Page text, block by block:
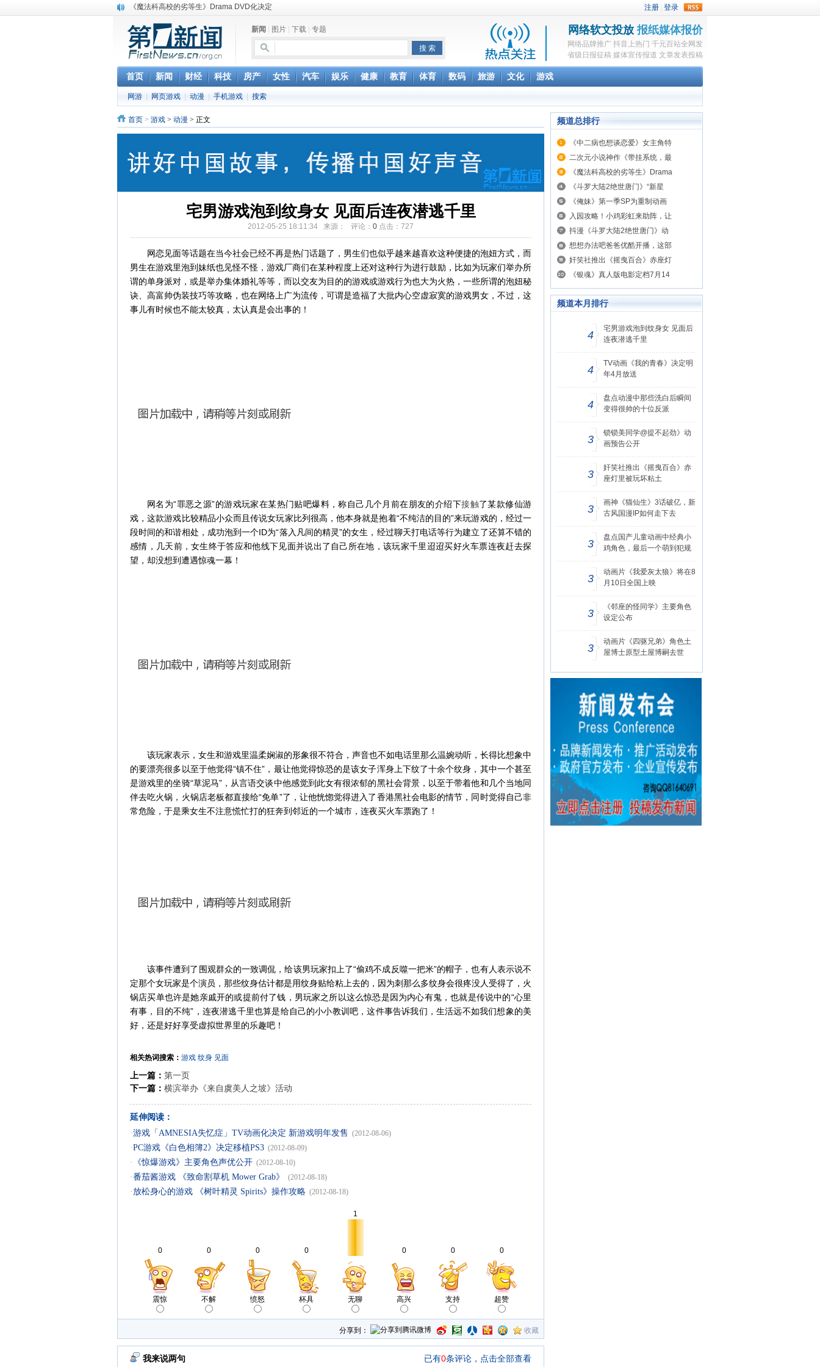
《魔法科高校的劣等生》Drama DVD化决定
消息称刘强东要求京东商城明年扭亏为盈
保健品也能吃出一身病? 康宝莱员工自揭多项家丑
煤价"跳水"电企利润"蹦高" 电煤联动亟待完善
苹果公司自建太阳能电厂为数据中心供电
吃饭、睡觉、黑人人？
网络电商和传统出版商的角逐：亚马逊停止接受Hachette所有图书订单
英国小猫因长得像希特勒遭袭 被扔垃圾左眼致盲
《中二病也想谈恋爱》女主角特报预告公开
新闻 图片 下载 专题 网络软文投放 报纸媒体报价
网络品牌推广 抖音上热门 千元百站全网发
省级日报征稿 媒体宣传报道 文章发表投稿
首页 新闻 财经 科技 房产 女性 汽车 娱乐 健康 教育 体育 数码 旅游 文化 游戏
网游 网页游戏 动漫 手机游戏 搜索
首页 > 游戏 > 动漫 > 正文
宅男游戏泡到纹身女 见面后连夜潜逃千里
2012-05-25 18:11:34 来源： 评论： 0 点击： 727
网恋见面等话题在当今社会已经不再是热门话题了，男生们也似乎越来越喜欢这种便捷的泡妞方式，而
男生在游戏里泡到妹纸也见怪不怪，游戏厂商们在某种程度上还对这种行为进行鼓励，比如为玩家们举办所
谓的单身派对，或是举办集体婚礼等等，而以交友为目的的游戏或游戏行为也大为火热，一些所谓的泡妞秘
诀、高富帅伪装技巧等攻略，也在网络上广为流传，可谓是造福了大批内心空虚寂寞的游戏男女，不过，这
事儿有时候也不能太较真，太认真是会出事的！
网名为“罪恶之源”的游戏玩家在某热门贴吧爆料，称自己几个月前在朋友的介绍下接触了某款修仙游
戏，这款游戏比较精品小众而且传说女玩家比列很高，他本身就是抱着“不纯洁的目的”来玩游戏的，经过一
段时间的和谐相处，成功泡到一个ID为“落入凡间的精灵”的女生，经过聊天打电话等行为建立了还算不错的
感情，几天前，女生终于答应和他线下见面并说出了自己所在地，该玩家千里迢迢买好火车票连夜赶去探
望，却没想到遭遇惊魂一幕！
该玩家表示，女生和游戏里温柔娴淑的形象很不符合，声音也不如电话里那么温婉动听，长得比想象中
的要漂亮很多以至于他觉得“镇不住”，最让他觉得惊恐的是该女子浑身上下纹了十余个纹身，其中一个甚至
是游戏里的坐骑“草泥马”，从言语交谈中他感觉到此女有很浓郁的黑社会背景，以至于带着他和几个当地同
伴去吃火锅，火锅店老板都直接给“免单”了，让他恍惚觉得进入了香港黑社会电影的情节，同时觉得自己非
常危险，于是乘女生不注意慌忙打的狂奔到邻近的一个城市，连夜买火车票跑了！
该事件遭到了围观群众的一致调侃，给该男玩家扣上了“偷鸡不成反噬一把米”的帽子，也有人表示说不
定那个女玩家是个演员，那些纹身估计都是用纹身贴给粘上去的，因为刺那么多纹身会很疼没人受得了，火
锅店买单也许是她亲戚开的或提前付了钱，男玩家之所以这么惊恐是因为内心有鬼，也就是传说中的“心里
有事，目的不纯”，连夜潜逃千里也算是给自己的小小教训吧，这件事告诉我们，生活远不如我们想象的美
好，还是好好享受虚拟世界里的乐趣吧！
相关热词搜索： 游戏 纹身 见面
上一篇： 第一页
下一篇： 横滨举办《来自虞美人之坡》活动
延伸阅读：
·游戏「AMNESIA失忆症」TV动画化决定 新游戏明年发售 (2012-08-06)
·PC游戏《白色相簿2》决定移植PS3 (2012-08-09)
· 《惊爆游戏》主要角色声优公开 (2012-08-10)
·番茄酱游戏 《致命割草机 Mower Grab》 (2012-08-18)
·放松身心的游戏 《树叶精灵 Spirits》操作攻略 (2012-08-18)
0
震惊
0
不解
0
愤怒
0
杯具
1
无聊
0
高兴
0
支持
0
超赞
分享到： 收藏
频道总排行
《中二病也想谈恋爱》女主角特
二次元小说神作《带挂系统，最
《魔法科高校的劣等生》Drama
《斗罗大陆2绝世唐门》“新星
《俺妹》第一季SP为重制动画
入园攻略！小鸡彩虹来助阵，让
抖漫《斗罗大陆2绝世唐门》动
想想办法吧爸爸优酷开播，这部
奸笑社推出《摇曳百合》赤座灯
《银魂》真人版电影定档7月14
频道本月排行
4
宅男游戏泡到纹身女 见面后
连夜潜逃千里
4
TV动画《我的青春》决定明
年4月放送
4
盘点动漫中那些洗白后瞬间
变得很帅的十位反派
3
锁锁美同学@提不起劲》动
画预告公开
3
奸笑社推出《摇曳百合》赤
座灯里被玩坏粘土
3
画神《猫仙生》3话破亿，新
古风国漫IP如何走下去
3
盘点国产儿童动画中经典小
鸡角色，最后一个萌到犯规
3
动画片《我爱灰太狼》将在8
月10日全国上映
3
《邻座的怪同学》主要角色
设定公布
3
动画片《四驱兄弟》角色土
屋博士原型土屋博嗣去世